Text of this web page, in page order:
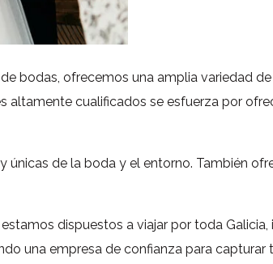
bodas, ofrecemos una amplia variedad
altamente cualificados se esfuerza por
de la boda y el entorno. También
dispuestos a viajar por toda Galicia,
una empresa de confianza para